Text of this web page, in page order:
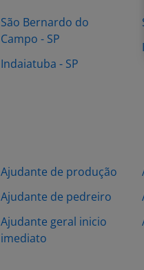
São Bernardo do
Campo - SP
Indaiatuba - SP
Ajudante de produção
Ajudante de pedreiro
Ajudante geral inicio
imediato